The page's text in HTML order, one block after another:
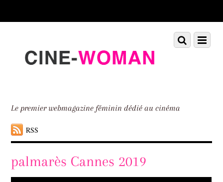
down
Le premier webmagazine féminin dédié au cinéma
RSS
Menu
Scroll
down
palmarès Cannes 2019